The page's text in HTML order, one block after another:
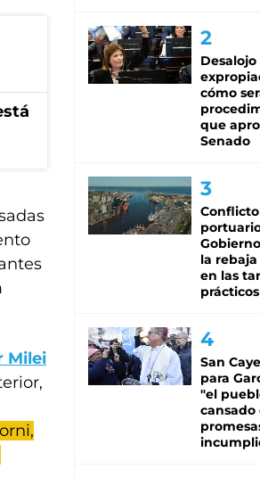
Milei
cómo
que
Senado
Conflicto
la rebaja
en las
prácticos
San
para
"el
cansado